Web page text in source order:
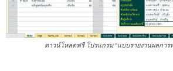
ดาวน์โหลดฟรี โปรแกรม “แบบรายงานผลกา